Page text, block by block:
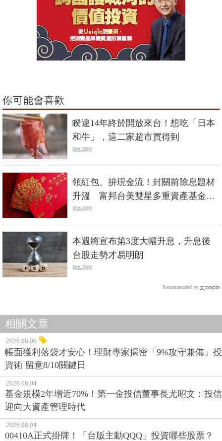
你可能會喜歡
睽違14年終於開放來台！想吃「日本
和牛」，這二家超市買得到
觀點新聞
領紅包、拚現金流！封關前除息題材
升溫 富邦台美雙星多重資產基金成
焦點
觀點新聞
本週將宣布第3度大幅升息，升息後
台股走勢才易明朗
觀點新聞
Recommended by
相關文章
2026.08.06
帳面獲利落袋才安心！理財專家揭密「9%攻守兼備」投
資術 留意8/10關鍵日
2026.08.04
基金規模2年增近70%！第一金投信董事長尤昭文：投信
迎向大資產管理時代
2026.08.04
00410A正式掛牌！「台版主動QQQ」投資哪些股票？